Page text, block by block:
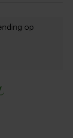
op